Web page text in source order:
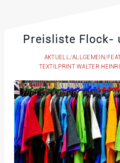
Preisliste Flock-
AKTUELL/ALLGEMEIN/
TEXTILPRINT WALTER